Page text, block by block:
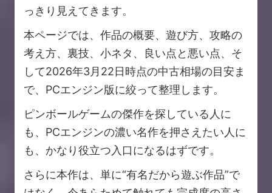
っきり見えてきます。
本ページでは、作品の概要、遊び方、攻略の
考え方、裏技、小ネタ、良い点と悪い点、そ
して2026年3月22日時点の中古相場の目安ま
で、PCエンジン版に絞って整理します。
ピンボールゲームの傑作を探している人に
も、PCエンジンの濃い名作を押さえたい人に
も、かなり役立つ入口になるはずです。
さらに本作は、単に“有名だから遊ぶ作品”で